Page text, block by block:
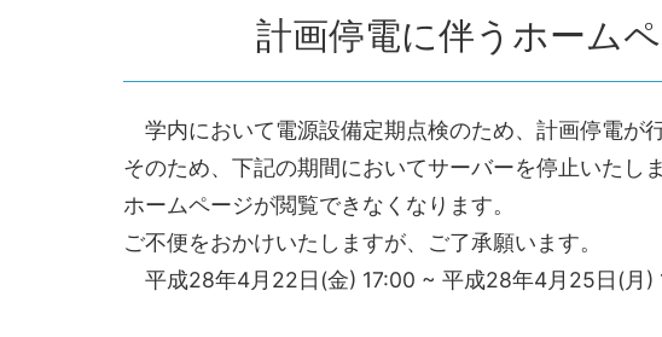
計画停電に伴うホーム
学内において電源設備定期点検のため、計画停電が
そのため、下記の期間においてサーバーを停止いたし
ホームページが閲覧できなくなります。
ご不便をおかけいたしますが、ご了承願います。
平成28年4月22日(金) 17:00 ~ 平成28年4月25日(月)